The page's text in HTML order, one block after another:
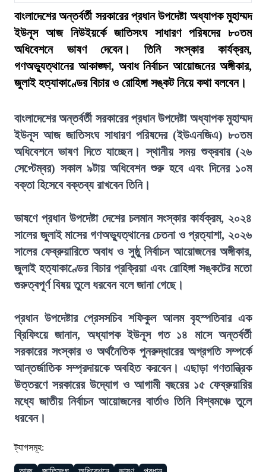
বাংলাদেশের অন্তর্বর্তী সরকারের প্রধান উপদেষ্টা অধ্যাপক মুহাম্মদ
ইউনূস আজ নিউইয়র্কে জাতিসংঘ সাধারণ পরিষদের ৮০তম
অধিবেশনে ভাষণ দেবেন। তিনি সংস্কার কার্যক্রম,
গণঅভ্যুত্থানের আকাঙ্ক্ষা, অবাধ নির্বাচন আয়োজনের অঙ্গীকার,
জুলাই হত্যাকাণ্ডের বিচার ও রোহিঙ্গা সঙ্কট নিয়ে কথা বলবেন।
বাংলাদেশের অন্তর্বর্তী সরকারের প্রধান উপদেষ্টা অধ্যাপক মুহাম্মদ
ইউনূস আজ জাতিসংঘ সাধারণ পরিষদের (ইউএনজিএ) ৮০তম
অধিবেশনে ভাষণ দিতে যাচ্ছেন। স্থানীয় সময় শুক্রবার (২৬
সেপ্টেম্বর) সকাল ৯টায় অধিবেশন শুরু হবে এবং দিনের ১০ম
বক্তা হিসেবে বক্তব্য রাখবেন তিনি।
ভাষণে প্রধান উপদেষ্টা দেশের চলমান সংস্কার কার্যক্রম, ২০২৪
সালের জুলাই মাসের গণঅভ্যুত্থানের চেতনা ও প্রত্যাশা, ২০২৬
সালের ফেব্রুয়ারিতে অবাধ ও সুষ্ঠু নির্বাচন আয়োজনের অঙ্গীকার,
জুলাই হত্যাকাণ্ডের বিচার প্রক্রিয়া এবং রোহিঙ্গা সঙ্কটের মতো
গুরুত্বপূর্ণ বিষয় তুলে ধরবেন বলে জানা গেছে।
প্রধান উপদেষ্টার প্রেসসচিব শফিকুল আলম বৃহস্পতিবার এক
ব্রিফিংয়ে জানান, অধ্যাপক ইউনূস গত ১৪ মাসে অন্তর্বর্তী
সরকারের সংস্কার ও অর্থনৈতিক পুনরুদ্ধারের অগ্রগতি সম্পর্কে
আন্তর্জাতিক সম্প্রদায়কে অবহিত করবেন। এছাড়া গণতান্ত্রিক
উত্তরণে সরকারের উদ্যোগ ও আগামী বছরের ১৫ ফেব্রুয়ারির
মধ্যে জাতীয় নির্বাচন আয়োজনের বার্তাও তিনি বিশ্বমঞ্চে তুলে
ধরবেন।
ট্যাগসমূহ: